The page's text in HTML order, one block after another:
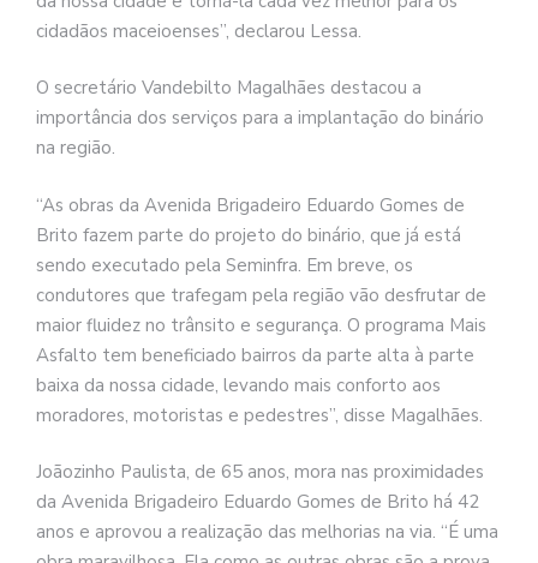
cidadãos maceioenses”, declarou Lessa.
O secretário Vandebilto Magalhães destacou a
importância dos serviços para a implantação do binário
na região.
“As obras da Avenida Brigadeiro Eduardo Gomes de
Brito fazem parte do projeto do binário, que já está
sendo executado pela Seminfra. Em breve, os
condutores que trafegam pela região vão desfrutar de
maior fluidez no trânsito e segurança. O programa Mais
Asfalto tem beneficiado bairros da parte alta à parte
baixa da nossa cidade, levando mais conforto aos
moradores, motoristas e pedestres”, disse Magalhães.
Joãozinho Paulista, de 65 anos, mora nas proximidades
da Avenida Brigadeiro Eduardo Gomes de Brito há 42
anos e aprovou a realização das melhorias na via. “É uma